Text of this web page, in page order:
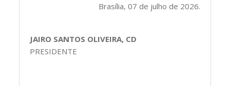
Brasília, 07 de julho de 2026.
JAIRO SANTOS OLIVEIRA, CD
PRESIDENTE